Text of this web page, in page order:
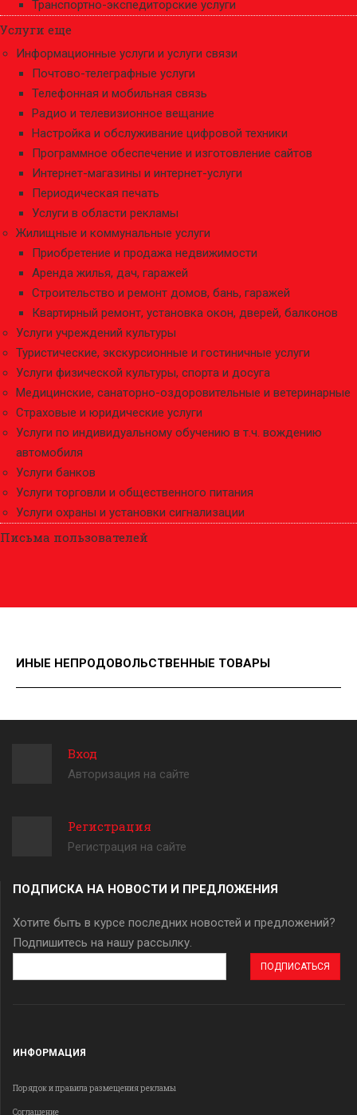
Транспортно-экспедиторские услуги
Услуги еще
Информационные услуги и услуги связи
Почтово-телеграфные услуги
Телефонная и мобильная связь
Радио и телевизионное вещание
Настройка и обслуживание цифровой техники
Программное обеспечение и изготовление сайтов
Интернет-магазины и интернет-услуги
Периодическая печать
Услуги в области рекламы
Жилищные и коммунальные услуги
Приобретение и продажа недвижимости
Аренда жилья, дач, гаражей
Строительство и ремонт домов, бань, гаражей
Квартирный ремонт, установка окон, дверей, балконов
Услуги учреждений культуры
Туристические, экскурсионные и гостиничные услуги
Услуги физической культуры, спорта и досуга
Медицинские, санаторно-оздоровительные и ветеринарные
Страховые и юридические услуги
Услуги по индивидуальному обучению в т.ч. вождению
автомобиля
Услуги банков
Услуги торговли и общественного питания
Услуги охраны и установки сигнализации
Письма пользователей
ИНЫЕ НЕПРОДОВОЛЬСТВЕННЫЕ ТОВАРЫ
Вход
Авторизация на сайте
Регистрация
Регистрация на сайте
ПОДПИСКА НА НОВОСТИ И ПРЕДЛОЖЕНИЯ
Хотите быть в курсе последних новостей и предложений?
Подпишитесь на нашу рассылку.
эл.
ИНФОРМАЦИЯ
Порядок и правила размещения рекламы
Соглашение